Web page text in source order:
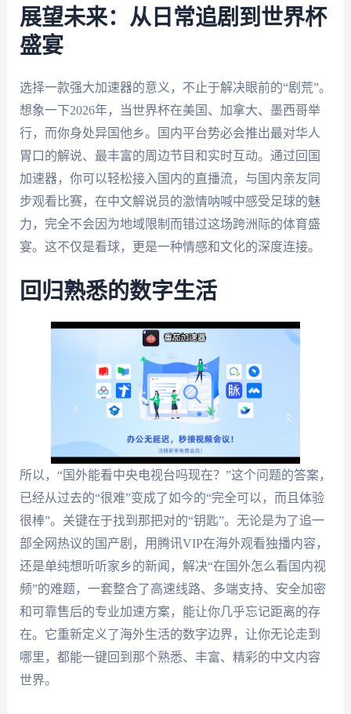
展望未来：从日常追剧到世界杯
盛宴
选择一款强大加速器的意义，不止于解决眼前的“剧荒”。
想象一下2026年，当世界杯在美国、加拿大、墨西哥举
行，而你身处异国他乡。国内平台势必会推出最对华人
胃口的解说、最丰富的周边节目和实时互动。通过回国
加速器，你可以轻松接入国内的直播流，与国内亲友同
步观看比赛，在中文解说员的激情呐喊中感受足球的魅
力，完全不会因为地域限制而错过这场跨洲际的体育盛
宴。这不仅是看球，更是一种情感和文化的深度连接。
回归熟悉的数字生活
所以，“国外能看中央电视台吗现在？”这个问题的答案，
已经从过去的“很难”变成了如今的“完全可以，而且体验
很棒”。关键在于找到那把对的“钥匙”。无论是为了追一
部全网热议的国产剧，用腾讯VIP在海外观看独播内容，
还是单纯想听听家乡的新闻，解决“在国外怎么看国内视
频”的难题，一套整合了高速线路、多端支持、安全加密
和可靠售后的专业加速方案，能让你几乎忘记距离的存
在。它重新定义了海外生活的数字边界，让你无论走到
哪里，都能一键回到那个熟悉、丰富、精彩的中文内容
世界。